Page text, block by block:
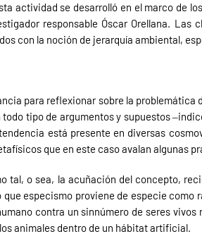
actividad se desarrolló en el marco de
responsable Óscar Orellana. Las
con la noción de jerarquía ambiental,
para reflexionar sobre la problemática
tipo de argumentos y supuestos
está presente en diversas
que en este caso avalan algunas
o sea, la acuñación del concepto,
especismo proviene de especie
contra un sinnúmero de seres
animales dentro de un hábitat artificial.